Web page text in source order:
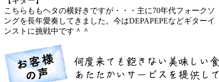
こちらももヘタの横好きですが・・・主に70年代フォークソ
ングを長年愛奏してきました。今はDEPAPEPEなどギターイ
ンストに挑戦中です＾＾